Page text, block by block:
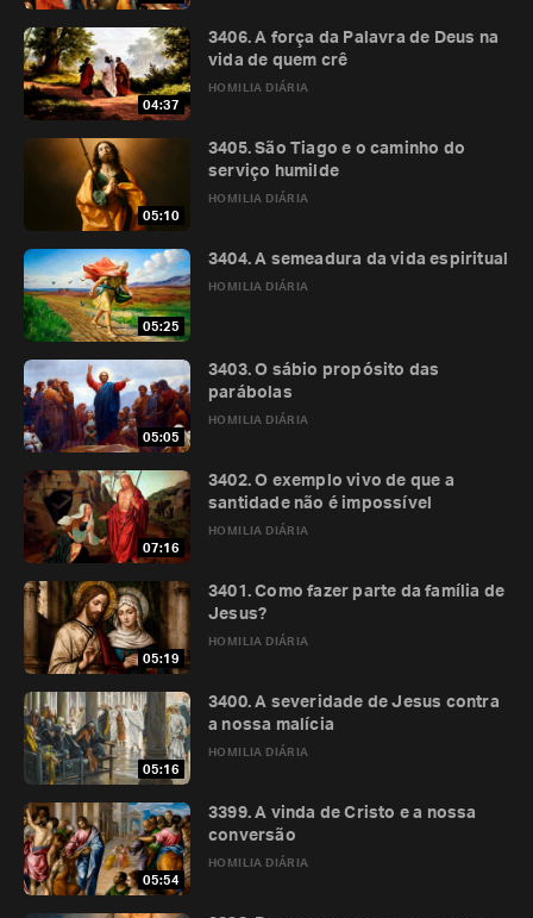
04:37
HOMILIA DIÁRIA
3406. A força da Palavra de Deus na
vida de quem crê
05:10
HOMILIA DIÁRIA
3405. São Tiago e o caminho do
serviço humilde
05:25
HOMILIA DIÁRIA
3404. A semeadura da vida espiritual
05:05
HOMILIA DIÁRIA
3403. O sábio propósito das
parábolas
07:16
HOMILIA DIÁRIA
3402. O exemplo vivo de que a
santidade não é impossível
05:19
HOMILIA DIÁRIA
3401. Como fazer parte da família de
Jesus?
05:16
HOMILIA DIÁRIA
3400. A severidade de Jesus contra
a nossa malícia
05:54
HOMILIA DIÁRIA
3399. A vinda de Cristo e a nossa
conversão